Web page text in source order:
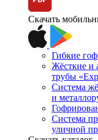
Скачать
Гибкие
Жёсткие и
трубы
Система
и
Система
уличной